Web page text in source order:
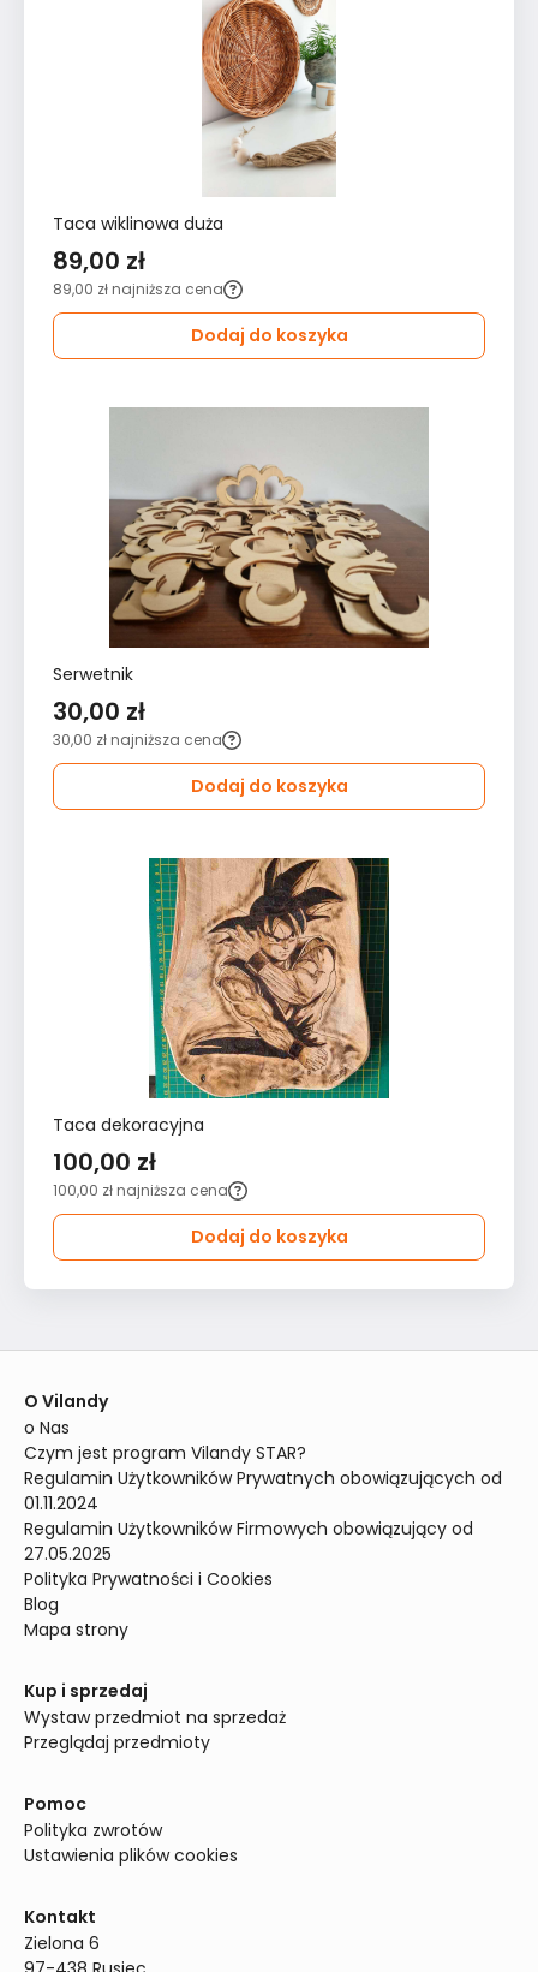
Taca wiklinowa duża
89,00 zł
89,00 zł najniższa cena
Dodaj do koszyka
Serwetnik
30,00 zł
30,00 zł najniższa cena
Dodaj do koszyka
Taca dekoracyjna
100,00 zł
100,00 zł najniższa cena
Dodaj do koszyka
O Vilandy
o Nas
Czym jest program Vilandy STAR?
Regulamin Użytkowników Prywatnych obowiązujących od
01.11.2024
Regulamin Użytkowników Firmowych obowiązujący od
27.05.2025
Polityka Prywatności i Cookies
Blog
Mapa strony
Kup i sprzedaj
Wystaw przedmiot na sprzedaż
Przeglądaj przedmioty
Pomoc
Polityka zwrotów
Ustawienia plików cookies
Kontakt
Zielona 6